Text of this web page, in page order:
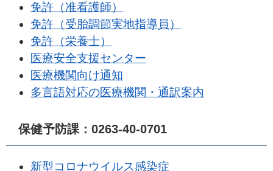
免許（准看護師）
免許（受胎調節実地指導員）
免許（栄養士）
医療安全支援センター
医療機関向け通知
多言語対応の医療機関・通訳案内
保健予防課：0263-40-0701
新型コロナウイルス感染症